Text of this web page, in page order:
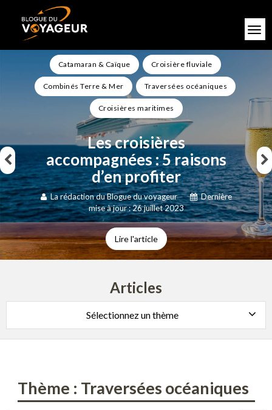
Catamaran & Caïque Croisière fluviale
Combinés Terre & Mer Traversées océaniques
Croisières maritimes
Les croisières
accompagnées : 5 raisons
d’en profiter
La rédaction du Blogue du voyageur
Dernière
mise à jour : 26 juillet 2023
Lire l'article
Articles
Sélectionnez un thème
Thème : Traversées océaniques